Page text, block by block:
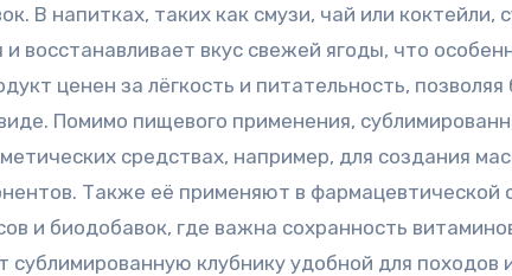
В напитках, таких как смузи, чай или коктейли,
восстанавливает вкус свежей ягоды, что
ценен за лёгкость и питательность,
Помимо пищевого применения,
средствах, например, для создания
Также её применяют в фармацевтической
и биодобавок, где важна сохранность
сублимированную клубнику удобной для походов